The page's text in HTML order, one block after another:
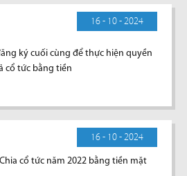
16 - 10 - 2024
ký cuối cùng để thực hiện quyền
cổ tức bằng tiền
16 - 10 - 2024
cổ tức năm 2022 bằng tiền mặt